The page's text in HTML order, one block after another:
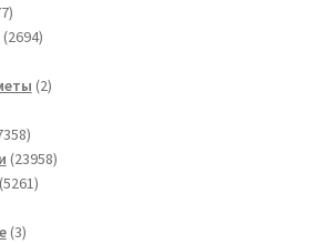
3377
товаров
26942694
22
7358
товаров
2395823958
52615261
33